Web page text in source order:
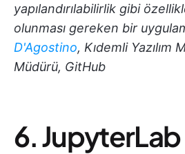
yapılandırılabilirlik gibi
olunması gereken bir
D'Agostino, Kıdemli Yazılım
Müdürü, GitHub
6. JupyterLab